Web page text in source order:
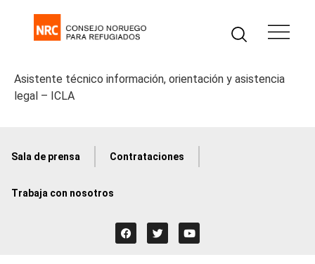
Asistente técnico información, orientación y asistencia
legal – ICLA
Sala de prensa Contrataciones
Trabaja con nosotros